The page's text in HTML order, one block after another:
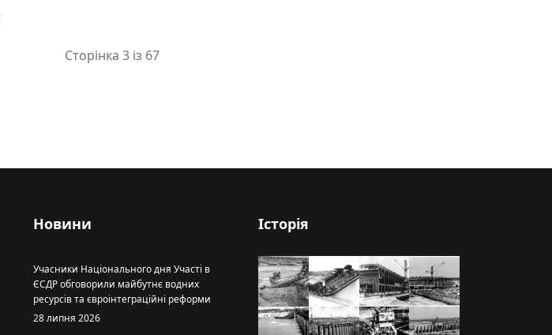
Сторінка 3 із 67
Новини
Учасники Національного дня Участі в
ЄСДР обговорили майбутнє водних
ресурсів та євроінтеграційні реформи
28 липня 2026
Історія